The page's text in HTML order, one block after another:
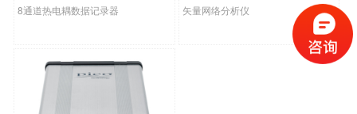
8通道热电耦数据记录器 矢量网络分析仪